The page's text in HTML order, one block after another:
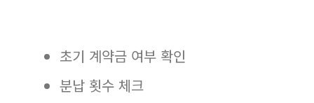
초기 계약금 여부 확인
분납 횟수 체크